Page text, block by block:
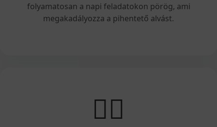
folyamatosan a napi feladatokon pörög, ami
megakadályozza a pihentető alvást.
🧘‍♀️